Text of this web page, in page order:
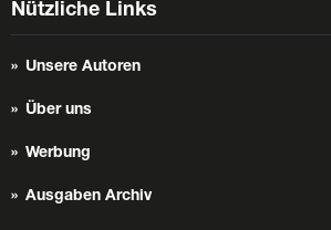
Nützliche Links
Unsere Autoren
Über uns
Werbung
Ausgaben Archiv